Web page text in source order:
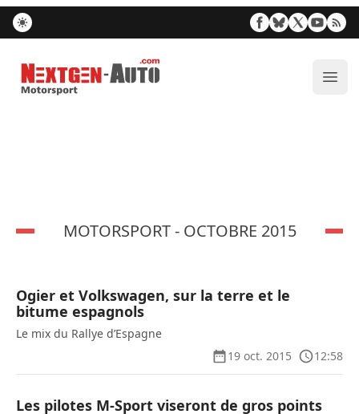
Nextgen-Auto.com
MOTORSPORT - OCTOBRE 2015
Ogier et Volkswagen, sur la terre et le
bitume espagnols
Le mix du Rallye d’Espagne
19 oct. 2015
12:58
Les pilotes M-Sport viseront de gros points